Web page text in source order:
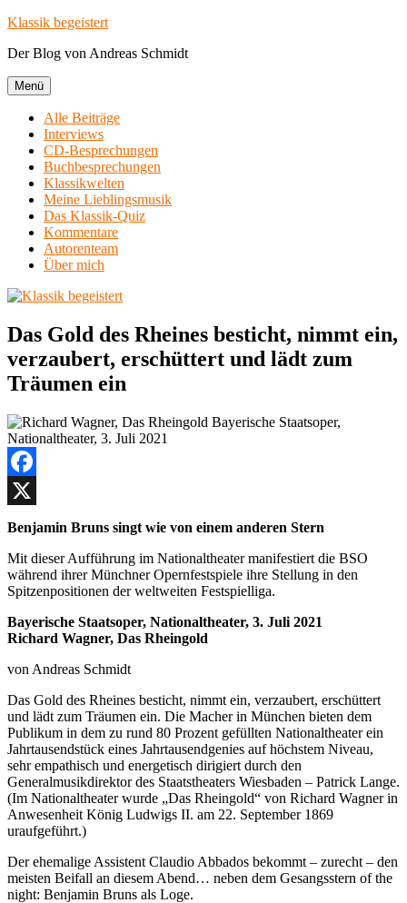
Zum
springen
Klassik begeistert
Der Blog von Andreas Schmidt
Menü
Alle Beiträge
Interviews
CD-Besprechungen
Buchbesprechungen
Klassikwelten
Meine Lieblingsmusik
Das Klassik-Quiz
Kommentare
Autorenteam
Über mich
Das Gold des Rheines besticht, nimmt ein,
verzaubert, erschüttert und lädt zum
Träumen ein
Facebook
X
Benjamin Bruns singt wie von einem anderen Stern
Mit dieser Aufführung im Nationaltheater manifestiert die BSO
während ihrer Münchner Opernfestspiele ihre Stellung in den
Spitzenpositionen der weltweiten Festspielliga.
Bayerische Staatsoper, Nationaltheater, 3. Juli 2021
Richard Wagner, Das Rheingold
von Andreas Schmidt
Das Gold des Rheines besticht, nimmt ein, verzaubert, erschüttert
und lädt zum Träumen ein. Die Macher in München bieten dem
Publikum in dem zu rund 80 Prozent gefüllten Nationaltheater ein
Jahrtausendstück eines Jahrtausendgenies auf höchstem Niveau,
sehr empathisch und energetisch dirigiert durch den
Generalmusikdirektor des Staatstheaters Wiesbaden – Patrick Lange.
(Im Nationaltheater wurde „Das Rheingold“ von Richard Wagner in
Anwesenheit König Ludwigs II. am 22. September 1869
uraufgeführt.)
Der ehemalige Assistent Claudio Abbados bekommt – zurecht – den
meisten Beifall an diesem Abend… neben dem Gesangsstern of the
night: Benjamin Bruns als Loge.